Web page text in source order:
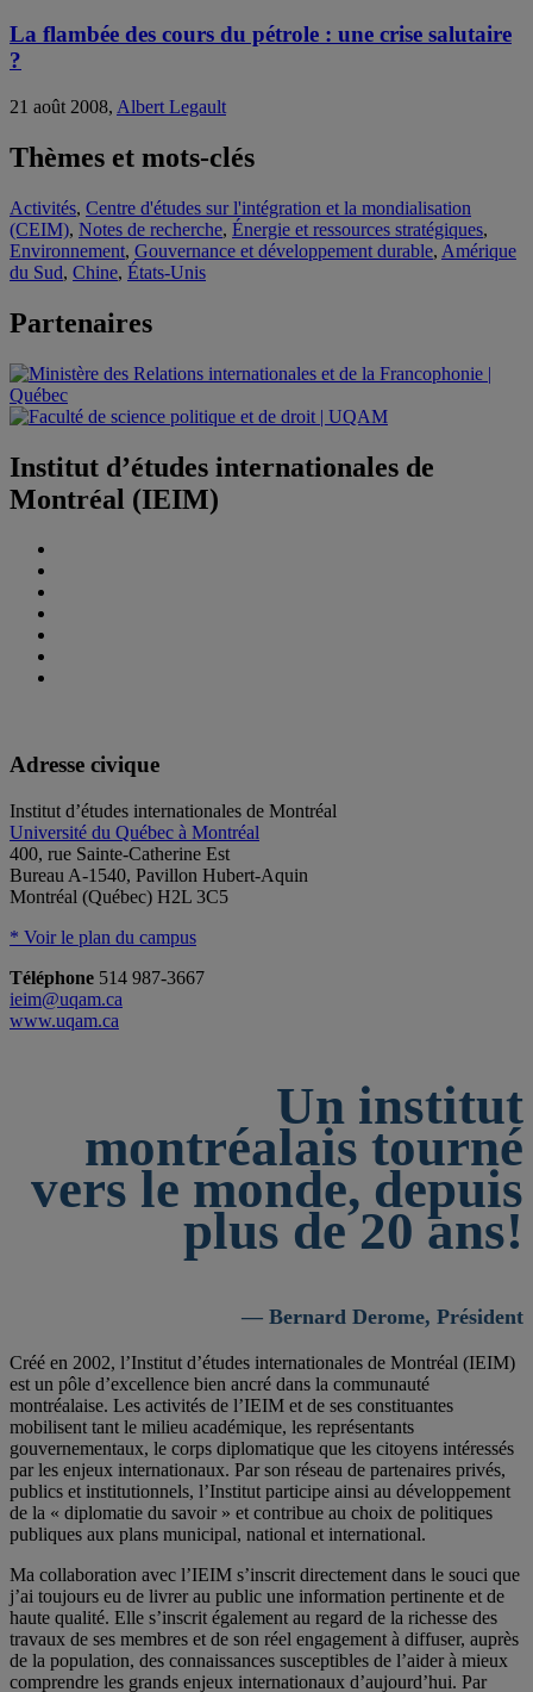
La flambée des cours du pétrole : une crise salutaire
?
21 août 2008, Albert Legault
Thèmes et mots-clés
Activités, Centre d'études sur l'intégration et la mondialisation
(CEIM), Notes de recherche, Énergie et ressources stratégiques,
Environnement, Gouvernance et développement durable, Amérique
du Sud, Chine, États-Unis
Partenaires
Institut d’études internationales de
Montréal (IEIM)
Adresse civique
Institut d’études internationales de Montréal
Université du Québec à Montréal
400, rue Sainte-Catherine Est
Bureau A-1540, Pavillon Hubert-Aquin
Montréal (Québec) H2L 3C5
* Voir le plan du campus
Téléphone 514 987-3667
ieim@uqam.ca
www.uqam.ca
Un institut
montréalais tourné
vers le monde, depuis
plus de 20 ans!
— Bernard Derome, Président
Créé en 2002, l’Institut d’études internationales de Montréal (IEIM)
est un pôle d’excellence bien ancré dans la communauté
montréalaise. Les activités de l’IEIM et de ses constituantes
mobilisent tant le milieu académique, les représentants
gouvernementaux, le corps diplomatique que les citoyens intéressés
par les enjeux internationaux. Par son réseau de partenaires privés,
publics et institutionnels, l’Institut participe ainsi au développement
de la « diplomatie du savoir » et contribue au choix de politiques
publiques aux plans municipal, national et international.
Ma collaboration avec l’IEIM s’inscrit directement dans le souci que
j’ai toujours eu de livrer au public une information pertinente et de
haute qualité. Elle s’inscrit également au regard de la richesse des
travaux de ses membres et de son réel engagement à diffuser, auprès
de la population, des connaissances susceptibles de l’aider à mieux
comprendre les grands enjeux internationaux d’aujourd’hui. Par